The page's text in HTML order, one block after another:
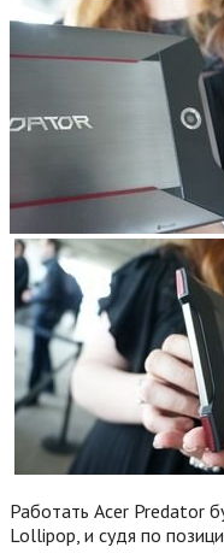
Работать Acer Predator
Lollipop, и судя по